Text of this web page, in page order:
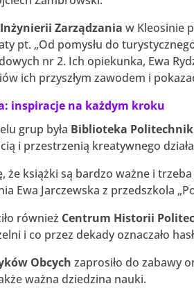
Zarządzania w Kleosinie
pt. „Od pomysłu do
nr 2. Ich opiekunka, Ewa
ich przyszłym zawodem i
inspiracje na każdym kroku
grup była Biblioteka
i przestrzenią kreatywnego
że książki są bardzo ważne i
Ewa Jarczewska z przedszkola
również Centrum Historii
i co przez dekady oznaczało
Obcych zaprosiło do zabawy
ważna dziedzina nauki.